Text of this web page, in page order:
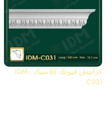
كرانيش فيوتك كلاسيك IDM-
C031